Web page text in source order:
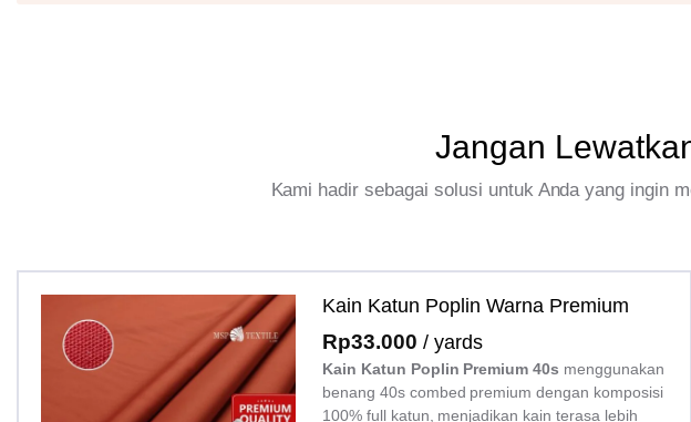
Jangan
Kami hadir sebagai solusi untuk Anda yang ingin
Kain Katun Poplin Warna Premium
Rp33.000 / yards
Kain Katun Poplin Premium 40s menggunakan
benang 40s combed premium dengan komposisi
100% full katun, menjadikan kain terasa lebih